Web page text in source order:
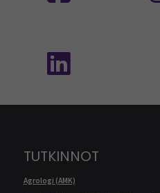
TUTKINNOT
Agrologi (AMK)